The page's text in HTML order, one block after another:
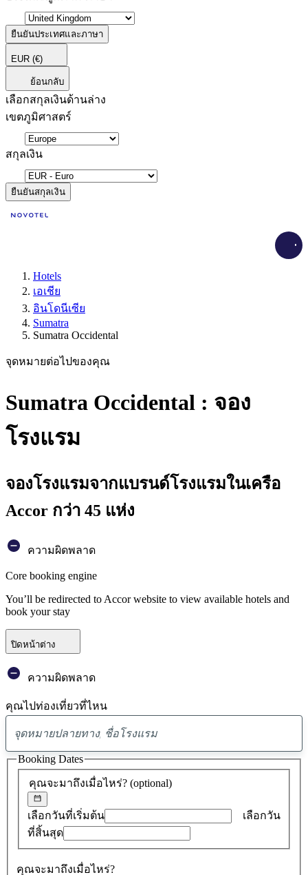
ยืนยันประเทศและภาษา
EUR (€)
ย้อนกลับ
เลือกสกุลเงินด้านล่าง
เขตภูมิศาสตร์
สกุลเงิน
ยืนยันสกุลเงิน
Hotels
เอเชีย
อินโดนีเซีย
Sumatra
Sumatra Occidental
จุดหมายต่อไปของคุณ
Sumatra Occidental : จอง
โรงแรม
จองโรงแรมจากแบรนด์โรงแรมในเครือ
Accor กว่า 45 แห่ง
ความผิดพลาด
Core booking engine
You’ll be redirected to Accor website to view available hotels and
book your stay
ปิดหน้าต่าง
ความผิดพลาด
คุณไปท่องเที่ยวที่ไหน
พบ
ข้อ
เสนอ
0
คุณจะมาถึงเมื่อไหร่? (optional)
เลือกวันที่เริ่มต้น
เลือกวัน
ที่สิ้นสุด
คุณจะมาถึงเมื่อไหร่?
Booking Dates